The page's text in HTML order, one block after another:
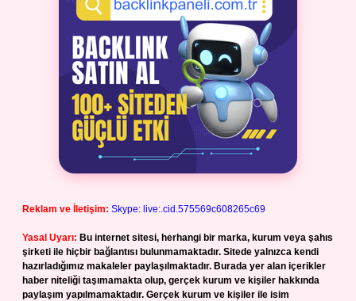
Reklam ve İletişim: Skype: live:.cid.575569c608265c69
Yasal Uyarı: Bu internet sitesi, herhangi bir marka, kurum veya şahıs
şirketi ile hiçbir bağlantısı bulunmamaktadır. Sitede yalnızca kendi
hazırladığımız makaleler paylaşılmaktadır. Burada yer alan içerikler
haber niteliği taşımamakta olup, gerçek kurum ve kişiler hakkında
paylaşım yapılmamaktadır. Gerçek kurum ve kişiler ile isim